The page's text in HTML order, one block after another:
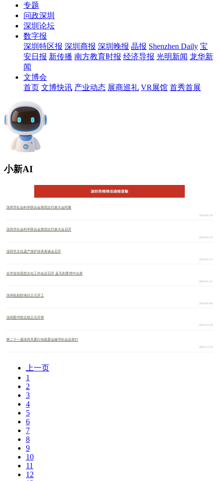
专题
问政深圳
深圳论坛
数字报
深圳特区报 深圳商报 深圳晚报 晶报 Shenzhen Daily 宝
安日报 新传播 南方教育时报 经济导报 光明新闻 龙华新
闻
文博会
首页 文博快讯 产业动态 展商巡礼 VR展馆 首秀首展
小新AI
2024-01-20
深圳市社会科学联合会第四次代表大会闭幕
2024-01-19
深圳市社会科学联合会第四次代表大会召开
2024-01-17
深圳市文化遗产保护传承座谈会召开
2024-01-11
全市宣传思想文化工作会议召开 孟凡利覃伟中出席
2024-01-06
深圳歌剧院项目正式开工
2023-12-29
深圳图书馆北馆正式开馆
2023-12-23
第二十一届深圳关爱行动组委会秘书长会议举行
上一页
1
2
3
4
5
6
7
8
9
10
11
12